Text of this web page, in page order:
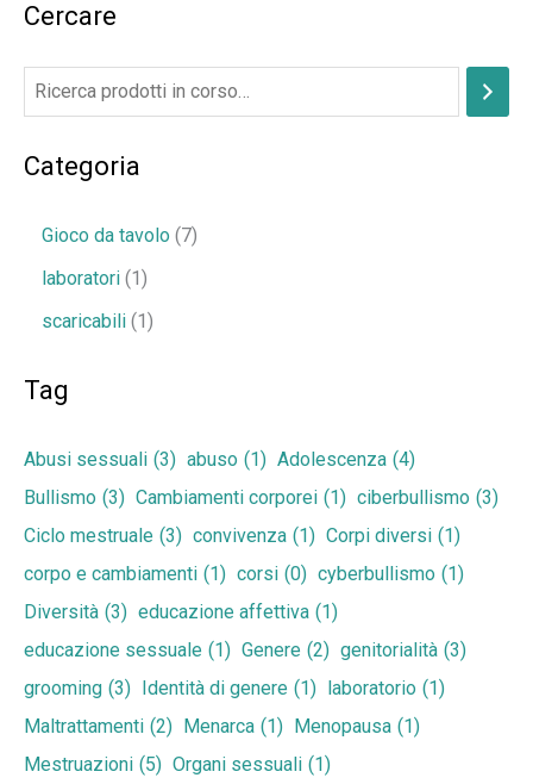
Cercare
Categoria
Gioco da tavolo 7
laboratori 1
scaricabili 1
Tag
Abusi sessuali (3) abuso (1) Adolescenza (4)
Bullismo (3) Cambiamenti corporei (1) ciberbullismo (3)
Ciclo mestruale (3) convivenza (1) Corpi diversi (1)
corpo e cambiamenti (1) corsi (0) cyberbullismo (1)
Diversità (3) educazione affettiva (1)
educazione sessuale (1) Genere (2) genitorialità (3)
grooming (3) Identità di genere (1) laboratorio (1)
Maltrattamenti (2) Menarca (1) Menopausa (1)
Mestruazioni (5) Organi sessuali (1)